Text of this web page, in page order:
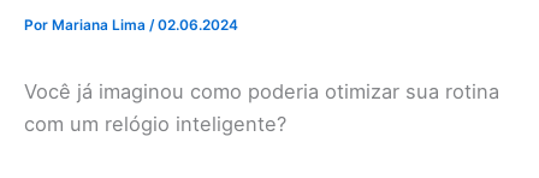
Por Mariana Lima /02.06.2024
Você já imaginou como poderia otimizar sua rotina
com um relógio inteligente?